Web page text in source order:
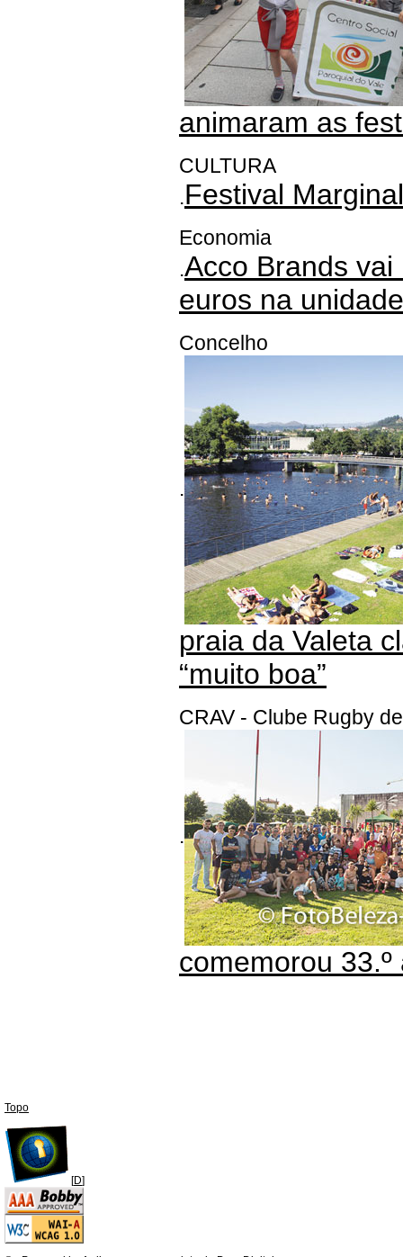
animaram as
CULTURA
.Festival
Economia
.Acco Brands
euros na
Concelho
.
praia da Valeta
“muito boa”
CRAV - Clube Rugby
.
comemorou
Topo
[D]